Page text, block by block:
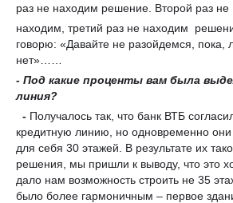
раз не находим решение. Второй раз не
находим, третий раз не находим
говорю: «Давайте не разойдемся, пока,
нет»……
- Под какие проценты вам была
линия?
- Получалось так, что банк ВТБ
кредитную линию, но одновременно они
для себя 30 этажей. В результате их
решения, мы пришли к выводу, что это
дало нам возможность строить не 35
было более гармоничным – первое